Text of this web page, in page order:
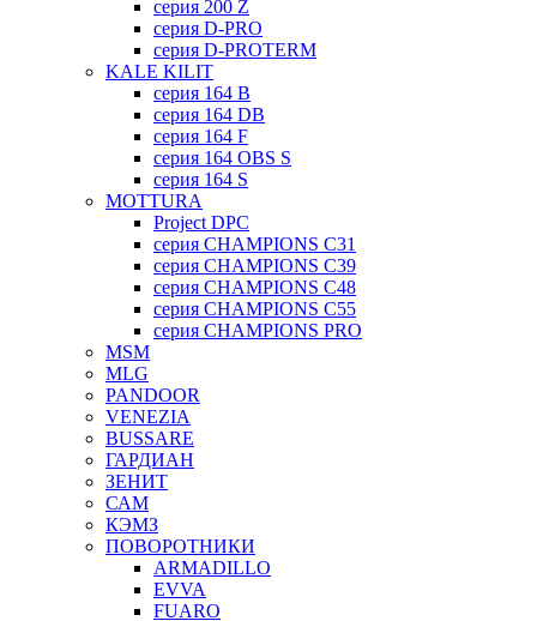
серия 200 Z
серия D-PRO
серия D-PROTERM
KALE KILIT
серия 164 B
серия 164 DB
серия 164 F
серия 164 OBS S
серия 164 S
MOTTURA
Project DPC
серия CHAMPIONS C31
серия CHAMPIONS C39
серия CHAMPIONS C48
серия CHAMPIONS C55
серия CHAMPIONS PRO
MSM
MLG
PANDOOR
VENEZIA
BUSSARE
ГАРДИАН
ЗЕНИТ
САМ
КЭМЗ
ПОВОРОТНИКИ
ARMADILLO
EVVA
FUARO